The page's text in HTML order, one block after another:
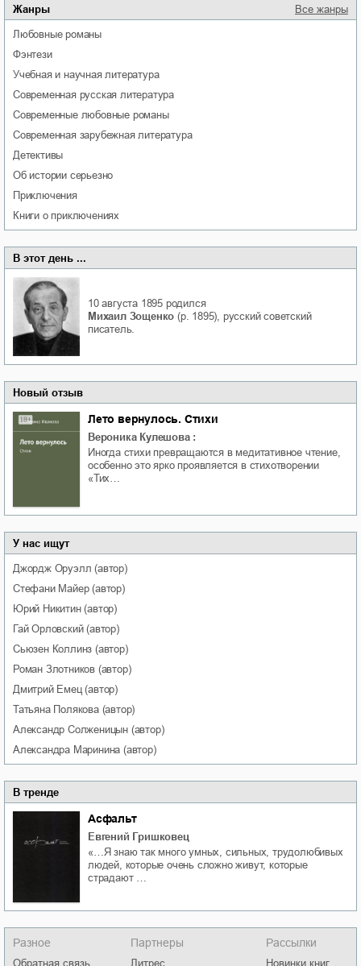
Жанры Все жанры
любовные романы
фэнтези
учебная и научная литература
современная русская литература
современные любовные романы
современная зарубежная литература
детективы
об истории серьезно
приключения
книги о приключениях
В этот день ...
10 августа 1895 родился
Михаил Зощенко (р. 1895), русский советский
писатель.
Новый отзыв
Лето вернулось. Стихи
Вероника Кулешова :
Иногда стихи превращаются в медитативное чтение,
особенно это ярко проявляется в стихотворении
«Тих…
У нас ищут
Джордж Оруэлл (автор)
Стефани Майер(автор)
Юрий Никитин(автор)
Гай Орловский(автор)
Сьюзен Коллинз (автор)
Роман Злотников (автор)
Дмитрий Емец(автор)
Татьяна Полякова(автор)
Александр Солженицын (автор)
Александра Маринина (автор)
В тренде
Асфальт
Евгений Гришковец
«…Я знаю так много умных, сильных, трудолюбивых
людей, которые очень сложно живут, которые
страдают …
Разное
Обратная связь
Партнеры
Литрес
Рассылки
Новинки книг